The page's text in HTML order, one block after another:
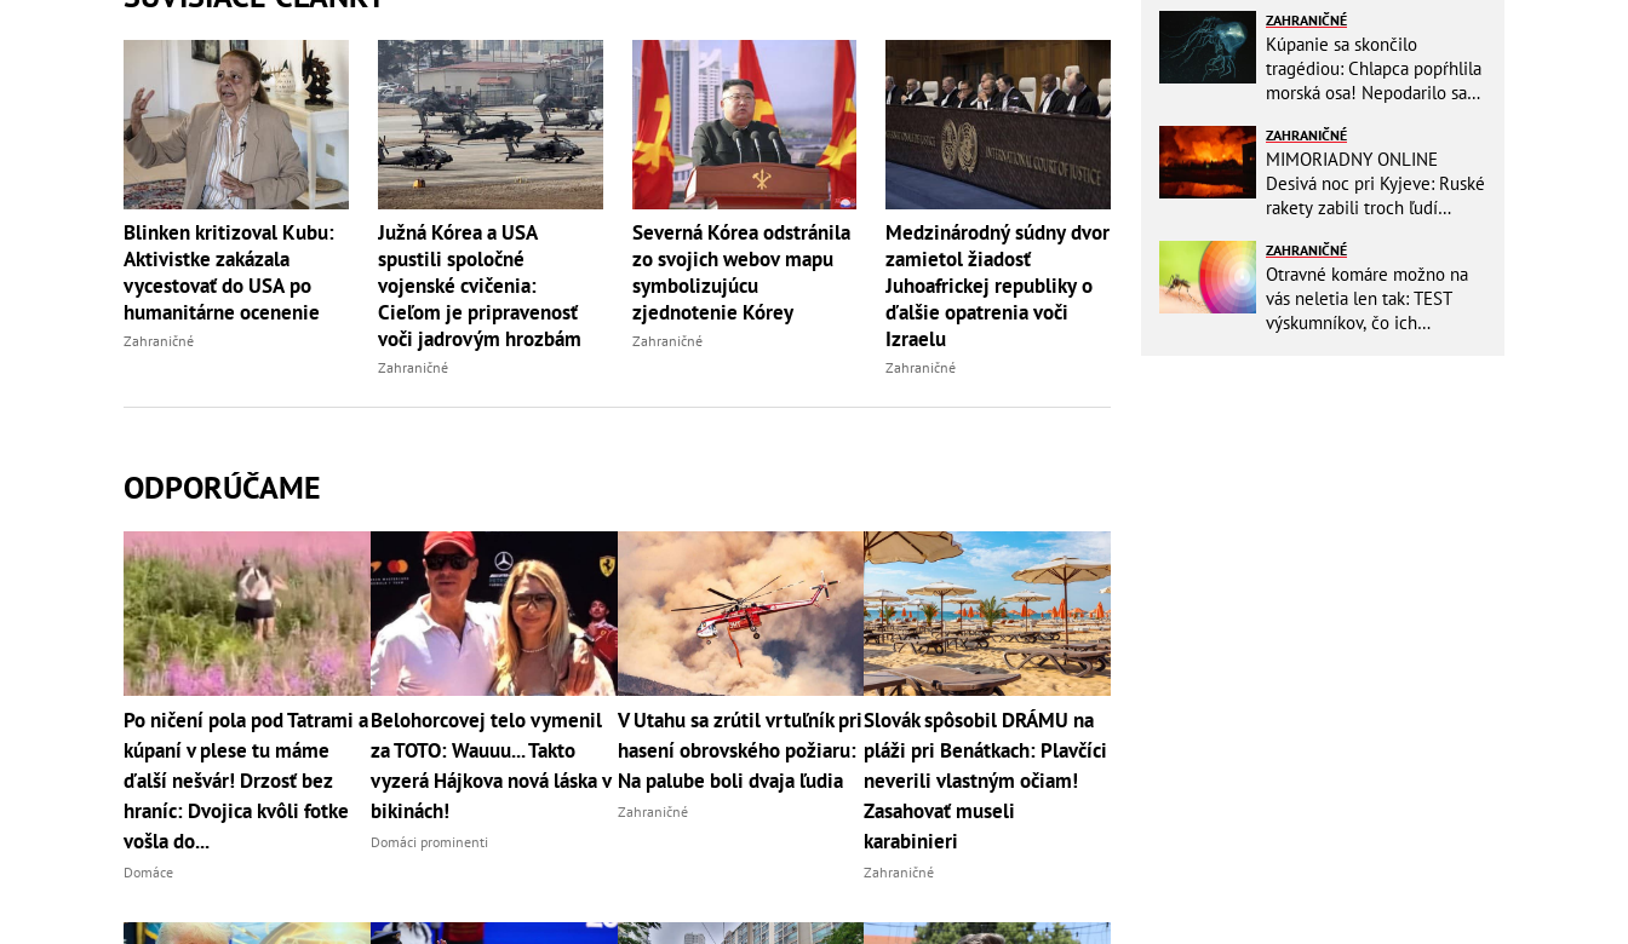
Blinken kritizoval Kubu:
Aktivistke zakázala
vycestovať do USA po
humanitárne ocenenie
Zahraničné
Južná Kórea a USA
spustili spoločné
vojenské cvičenia:
Cieľom je pripravenosť
voči jadrovým hrozbám
Zahraničné
Severná Kórea odstránila
zo svojich webov mapu
symbolizujúcu
zjednotenie Kórey
Zahraničné
Medzinárodný súdny dvor
zamietol žiadosť
Juhoafrickej republiky o
ďalšie opatrenia voči
Izraelu
Zahraničné
ODPORÚČAME
Po ničení pola pod Tatrami a
kúpaní v plese tu máme
ďalší nešvár! Drzosť bez
hraníc: Dvojica kvôli fotke
vošla do...
Domáce
Belohorcovej telo vymenil
za TOTO: Wauuu... Takto
vyzerá Hájkova nová láska v
bikinách!
Domáci prominenti
V Utahu sa zrútil vrtuľník pri
hasení obrovského požiaru:
Na palube boli dvaja ľudia
Zahraničné
Slovák spôsobil DRÁMU na
pláži pri Benátkach: Plavčíci
neverili vlastným očiam!
Zasahovať museli
karabinieri
Zahraničné
turistom!
ZAHRANIČNÉ
Kúpanie sa skončilo
tragédiou: Chlapca popŕhlila
morská osa! Nepodarilo sa
ZAHRANIČNÉ
MIMORIADNY ONLINE
Desivá noc pri Kyjeve: Ruské
rakety zabili troch ľudí
výbuchy
ZAHRANIČNÉ
Otravné komáre možno na
vás neletia len tak: TEST
výskumníkov, čo ich